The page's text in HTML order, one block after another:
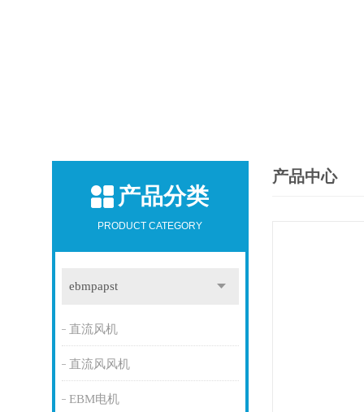
产品分类
PRODUCT CATEGORY
ebmpapst
直流风机
直流风风机
EBM电机
产品中心